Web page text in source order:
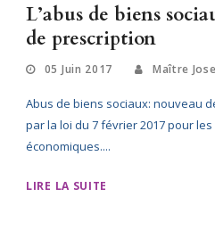
L’abus de biens
de prescription
05 Juin 2017 Maître
Abus de biens sociaux: nouveau
par la loi du 7 février 2017 pour
économiques....
LIRE LA SUITE